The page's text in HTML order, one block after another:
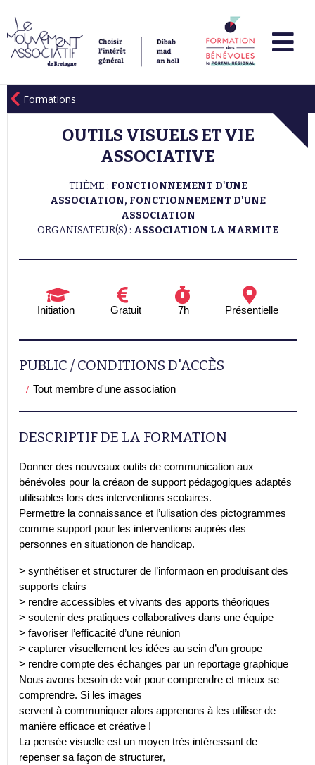
Formations
OUTILS VISUELS ET VIE
ASSOCIATIVE
THÈME : FONCTIONNEMENT D'UNE
ASSOCIATION, FONCTIONNEMENT D'UNE
ASSOCIATION
ORGANISATEUR(S) : ASSOCIATION LA MARMITE
Initiation Gratuit 7h Présentielle
PUBLIC / CONDITIONS D'ACCÈS
Tout membre d'une association
DESCRIPTIF DE LA FORMATION
Donner des nouveaux outils de communication aux
bénévoles pour la créaon de support pédagogiques adaptés
utilisables lors des interventions scolaires.
Permettre la connaissance et l’ulisation des pictogrammes
comme support pour les interventions auprès des
personnes en situationon de handicap.
> synthétiser et structurer de l’informaon en produisant des
supports clairs
> rendre accessibles et vivants des apports théoriques
> soutenir des pratiques collaboratives dans une équipe
> favoriser l’efficacité d’une réunion
> capturer visuellement les idées au sein d’un groupe
> rendre compte des échanges par un reportage graphique
Nous avons besoin de voir pour comprendre et mieux se
comprendre. Si les images
servent à communiquer alors apprenons à les utiliser de
manière efficace et créative !
La pensée visuelle est un moyen très intéressant de
repenser sa façon de structurer,